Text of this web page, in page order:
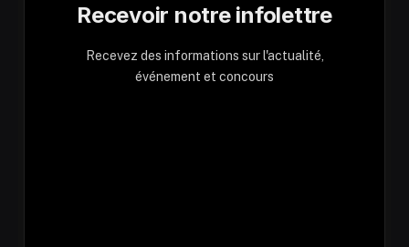
Recevoir notre infolettre
Recevez des informations sur l'actualité,
événement et concours